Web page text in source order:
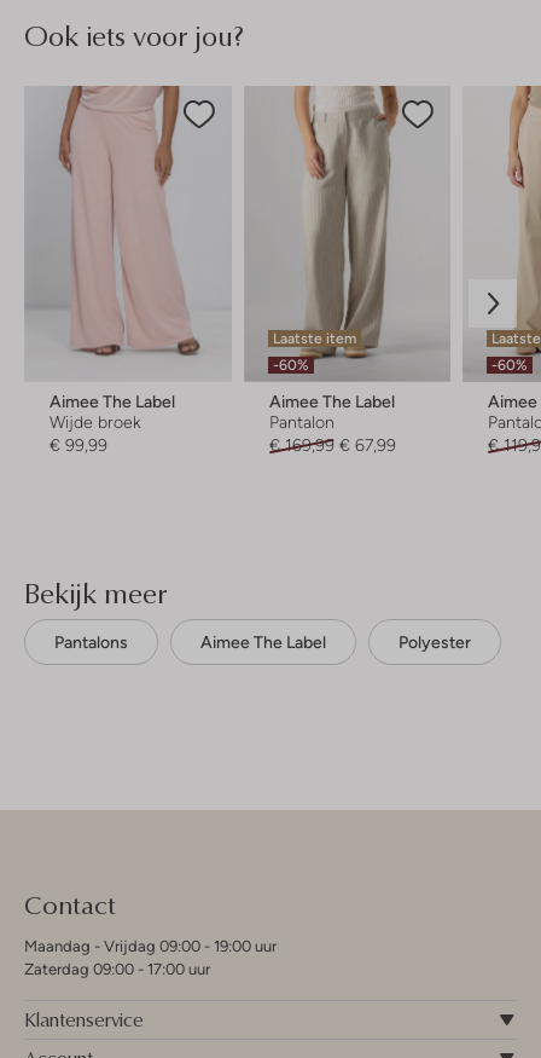
Ook iets voor jou?
Aimee The Label
Wijde broek
€ 99,99
Laatste item
-60%
Aimee The Label
Pantalon
€ 169,99 € 67,99
-60%
Aimee
€
Bekijk meer
Pantalons Aimee The Label Polyester
Contact
Maandag - Vrijdag 09:00 - 19:00 uur
Zaterdag 09:00 - 17:00 uur
Klantenservice